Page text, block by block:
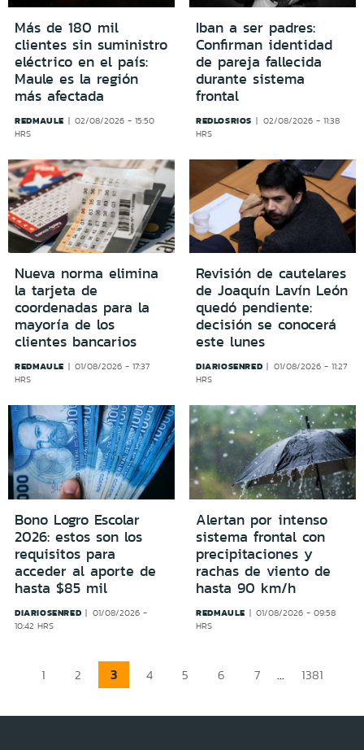
Más de 180 mil
clientes sin suministro
eléctrico en el país:
Maule es la región
más afectada
REDMAULE
02/08/2026 - 15:50
HRS
Iban a ser padres:
Confirman identidad
de pareja fallecida
durante sistema
frontal
REDLOSRIOS
02/08/2026 - 11:38
HRS
Nueva norma elimina
la tarjeta de
coordenadas para la
mayoría de los
clientes bancarios
REDMAULE
01/08/2026 - 17:37
HRS
Revisión de cautelares
de Joaquín Lavín León
quedó pendiente:
decisión se conocerá
este lunes
DIARIOSENRED
01/08/2026 - 11:27
HRS
Bono Logro Escolar
2026: estos son los
requisitos para
acceder al aporte de
hasta $85 mil
DIARIOSENRED
01/08/2026 -
10:42 HRS
Alertan por intenso
sistema frontal con
precipitaciones y
rachas de viento de
hasta 90 km/h
REDMAULE
01/08/2026 - 09:58
HRS
1 2 3 4 5 6 7 ... 1381